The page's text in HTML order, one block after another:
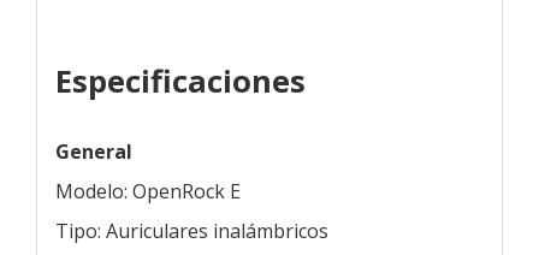
Especificaciones
General
Modelo: OpenRock E
Tipo: Auriculares inalámbricos